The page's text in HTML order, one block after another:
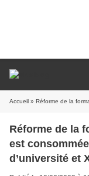
Accueil » Réforme de la formation des
Réforme de la
est
d’université et